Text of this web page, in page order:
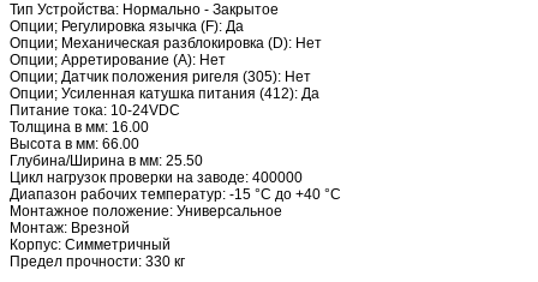
Тип Устройства: Нормально - Закрытое
Опции; Регулировка язычка (F): Да
Опции; Механическая разблокировка (D): Нет
Опции; Арретирование (A): Нет
Опции; Датчик положения ригеля (305): Нет
Опции; Усиленная катушка питания (412): Да
Питание тока: 10-24VDC
Толщина в мм: 16.00
Высота в мм: 66.00
Глубина/Ширина в мм: 25.50
Цикл нагрузок проверки на заводе: 400000
Диапазон рабочих температур: -15 °C до +40 °C
Монтажное положение: Универсальное
Монтаж: Врезной
Корпус: Симметричный
Предел прочности: 330 кг